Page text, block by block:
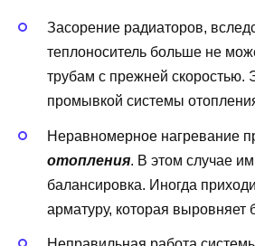
Засорение радиаторов,
теплоноситель больше не
трубам с прежней скоростью.
промывкой системы
Неравномерное нагревание
отопления. В этом случае
балансировка. Иногда
арматуру, которая выровняет